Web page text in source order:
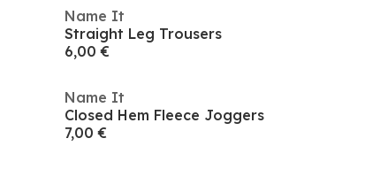
Name It
Straight Leg Trousers
6,00 €
Name It
Closed Hem Fleece Joggers
7,00 €